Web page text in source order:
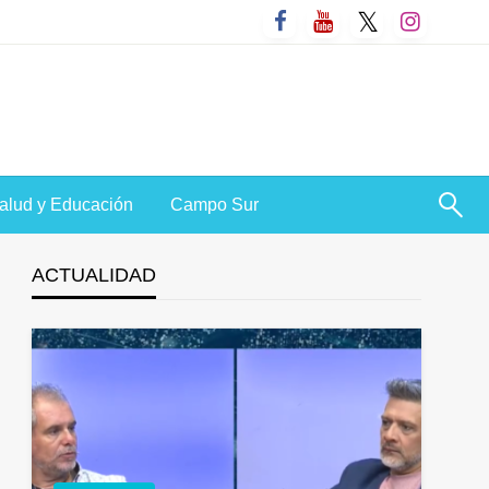
y Educación Campo Sur
ACTUALIDAD